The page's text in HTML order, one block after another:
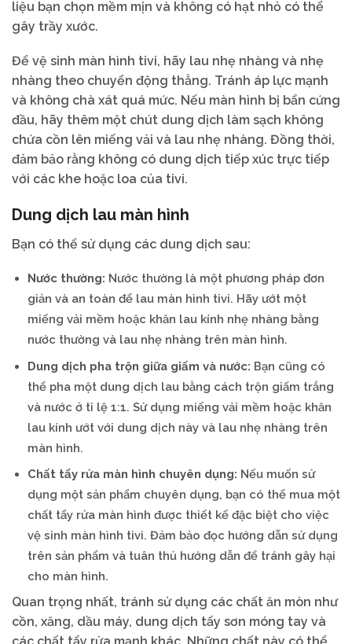
liệu bạn chọn mềm mịn và không có hạt nhỏ có thể
gây trầy xước.
Để vệ sinh màn hình tivi, hãy lau nhẹ nhàng và nhẹ
nhàng theo chuyển động thẳng. Tránh áp lực mạnh
và không chà xát quá mức. Nếu màn hình bị bẩn cứng
đầu, hãy thêm một chút dung dịch làm sạch không
chứa cồn lên miếng vải và lau nhẹ nhàng. Đồng thời,
đảm bảo rằng không có dung dịch tiếp xúc trực tiếp
với các khe hoặc loa của tivi.
Dung dịch lau màn hình
Bạn có thể sử dụng các dung dịch sau:
Nước thường: Nước thường là một phương pháp đơn
giản và an toàn để lau màn hình tivi. Hãy ướt một
miếng vải mềm hoặc khăn lau kính nhẹ nhàng bằng
nước thường và lau nhẹ nhàng trên màn hình.
Dung dịch pha trộn giữa giấm và nước: Bạn cũng có
thể pha một dung dịch lau bằng cách trộn giấm trắng
và nước ở tỉ lệ 1:1. Sử dụng miếng vải mềm hoặc khăn
lau kính ướt với dung dịch này và lau nhẹ nhàng trên
màn hình.
Chất tẩy rửa màn hình chuyên dụng: Nếu muốn sử
dụng một sản phẩm chuyên dụng, bạn có thể mua một
chất tẩy rửa màn hình được thiết kế đặc biệt cho việc
vệ sinh màn hình tivi. Đảm bảo đọc hướng dẫn sử dụng
trên sản phẩm và tuân thủ hướng dẫn để tránh gây hại
cho màn hình.
Quan trọng nhất, tránh sử dụng các chất ăn mòn như
cồn, xăng, dầu máy, dung dịch tẩy sơn móng tay và